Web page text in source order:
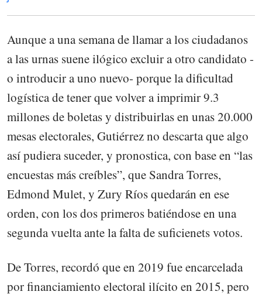
Aunque a una semana de llamar a los ciudadanos
a las urnas suene ilógico excluir a otro candidato -
o introducir a uno nuevo- porque la dificultad
logística de tener que volver a imprimir 9.3
millones de boletas y distribuirlas en unas 20.000
mesas electorales, Gutiérrez no descarta que algo
así pudiera suceder, y pronostica, con base en “las
encuestas más creíbles”, que Sandra Torres,
Edmond Mulet, y Zury Ríos quedarán en ese
orden, con los dos primeros batiéndose en una
segunda vuelta ante la falta de suficienets votos.
De Torres, recordó que en 2019 fue encarcelada
por financiamiento electoral ilícito en 2015, pero